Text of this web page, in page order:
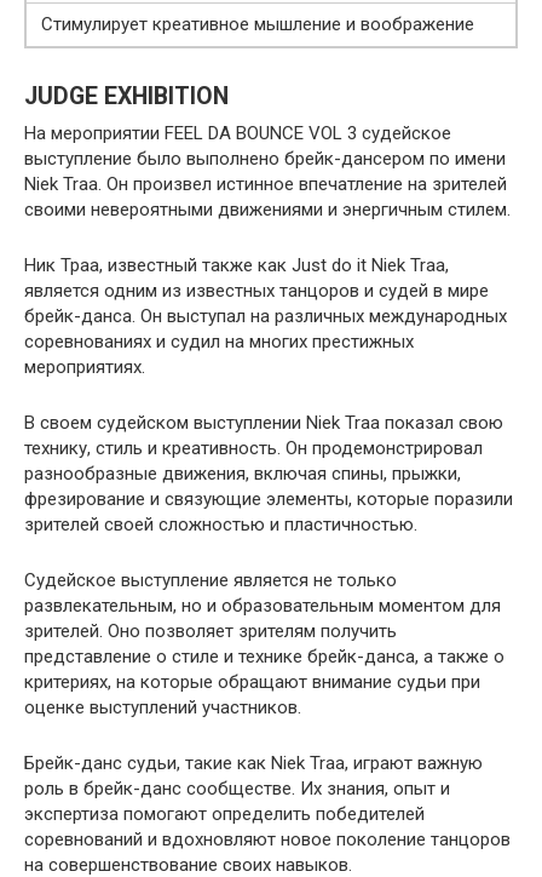
Стимулирует креативное мышление и воображение
JUDGE EXHIBITION
На мероприятии FEEL DA BOUNCE VOL 3 судейское
выступление было выполнено брейк-дансером по имени
Niek Traa. Он произвел истинное впечатление на зрителей
своими невероятными движениями и энергичным стилем.
Ник Траа, известный также как Just do it Niek Traa,
является одним из известных танцоров и судей в мире
брейк-данса. Он выступал на различных международных
соревнованиях и судил на многих престижных
мероприятиях.
В своем судейском выступлении Niek Traa показал свою
технику, стиль и креативность. Он продемонстрировал
разнообразные движения, включая спины, прыжки,
фрезирование и связующие элементы, которые поразили
зрителей своей сложностью и пластичностью.
Судейское выступление является не только
развлекательным, но и образовательным моментом для
зрителей. Оно позволяет зрителям получить
представление о стиле и технике брейк-данса, а также о
критериях, на которые обращают внимание судьи при
оценке выступлений участников.
Брейк-данс судьи, такие как Niek Traa, играют важную
роль в брейк-данс сообществе. Их знания, опыт и
экспертиза помогают определить победителей
соревнований и вдохновляют новое поколение танцоров
на совершенствование своих навыков.